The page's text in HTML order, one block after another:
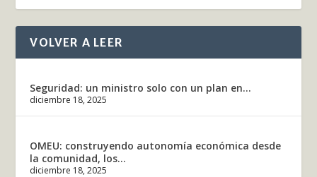
VOLVER A LEER
Seguridad: un ministro solo con un plan en...
diciembre 18, 2025
OMEU: construyendo autonomía económica desde
la comunidad, los...
diciembre 18, 2025